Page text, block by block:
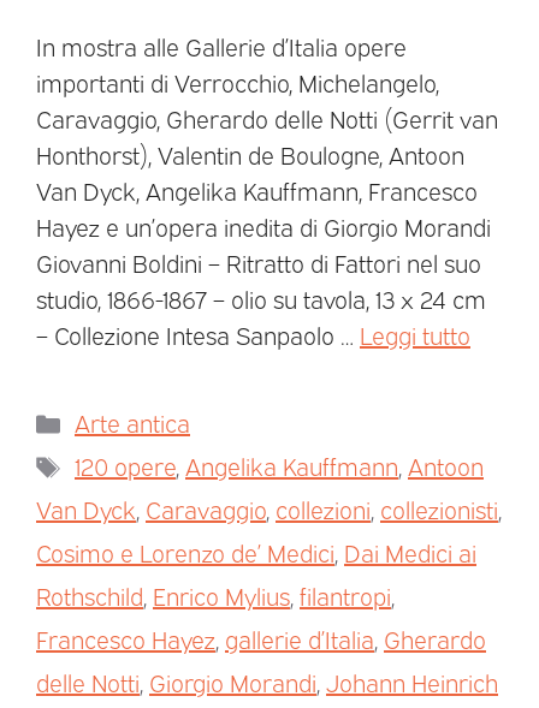
In mostra alle Gallerie d’Italia opere
importanti di Verrocchio, Michelangelo,
Caravaggio, Gherardo delle Notti (Gerrit van
Honthorst), Valentin de Boulogne, Antoon
Van Dyck, Angelika Kauffmann, Francesco
Hayez e un’opera inedita di Giorgio Morandi
Giovanni Boldini – Ritratto di Fattori nel suo
studio, 1866-1867 – olio su tavola, 13 x 24 cm
– Collezione Intesa Sanpaolo … Leggi tutto
Arte antica
120 opere, Angelika Kauffmann, Antoon
Van Dyck, Caravaggio, collezioni, collezionisti,
Cosimo e Lorenzo de’ Medici, Dai Medici ai
Rothschild, Enrico Mylius,filantropi,
Francesco Hayez, gallerie d’Italia, Gherardo
delle Notti, Giorgio Morandi,Johann Heinrich